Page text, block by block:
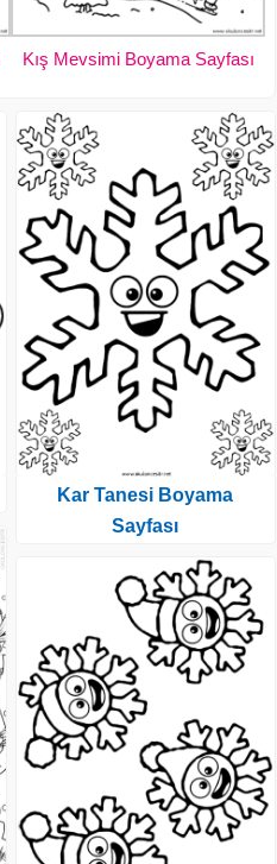
Kış Mevsimi Boyama Sayfası
Kar Tanesi Boyama
Sayfası